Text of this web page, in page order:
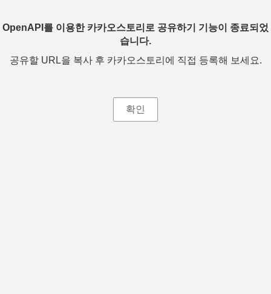
OpenAPI를 이용한 카카오스토리로 공유하기 기능이 종료되었
습니다.
공유할 URL을 복사 후 카카오스토리에 직접 등록해 보세요.
확인